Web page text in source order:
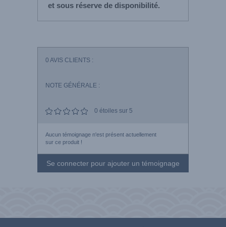
et sous réserve de disponibilité.
0 AVIS CLIENTS :
NOTE GÉNÉRALE :
0 étoiles sur 5
Aucun témoignage n'est présent actuellement
sur ce produit !
Se connecter pour ajouter un témoignage